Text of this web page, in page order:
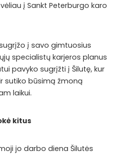
į Sankt Peterburgo karo
į savo gimtuosius
specialistų karjeros planus
pavyko sugrįžti į Šilutę, kur
sutiko būsimą žmoną
laikui.
kitus
jo darbo diena Šilutės